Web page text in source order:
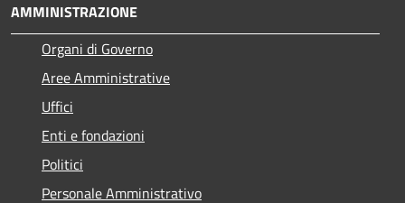
AMMINISTRAZIONE
Organi di Governo
Aree Amministrative
Uffici
Enti e fondazioni
Politici
Personale Amministrativo